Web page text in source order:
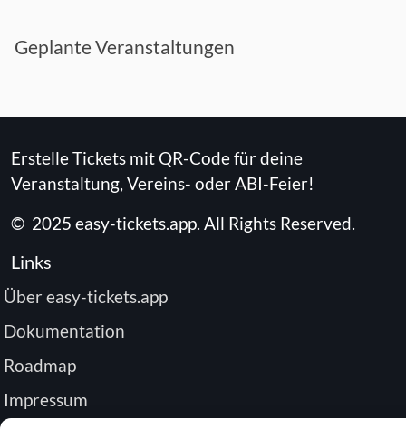
Geplante Veranstaltungen
Erstelle Tickets mit QR-Code für deine
Veranstaltung, Vereins- oder ABI-Feier!
© 2025 easy-tickets.app. All Rights Reserved.
Links
Über easy-tickets.app
Dokumentation
Roadmap
Impressum